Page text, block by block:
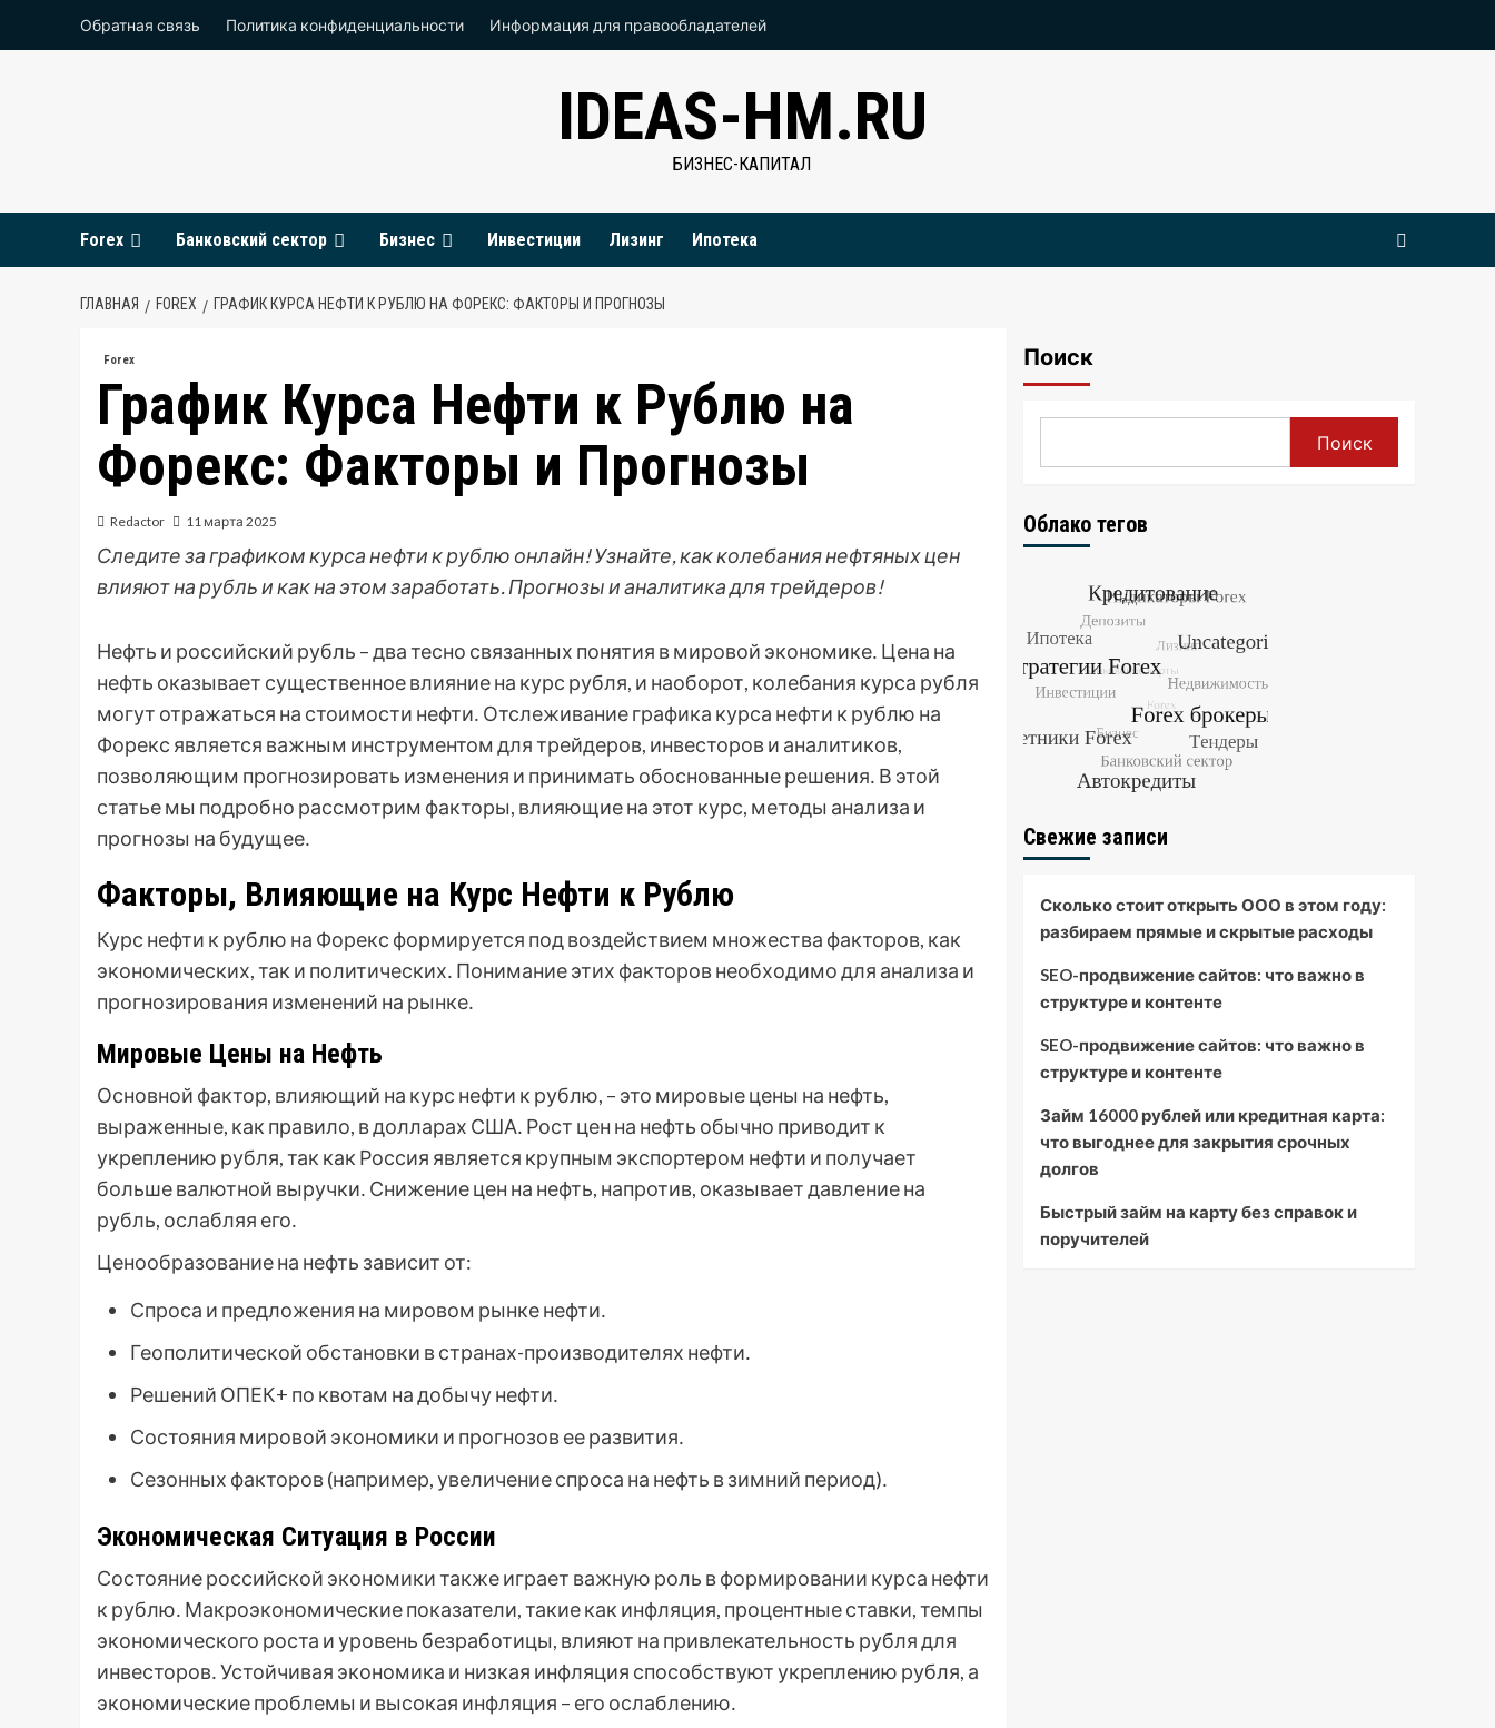
Обратная связь Политика конфиденциальности Информация для правообладателей
IDEAS-HM.RU
БИЗНЕС-КАПИТАЛ
Forex Банковский сектор Бизнес Инвестиции Лизинг Ипотека
ГЛАВНАЯ FOREX ГРАФИК КУРСА НЕФТИ К РУБЛЮ НА ФОРЕКС: ФАКТОРЫ И ПРОГНОЗЫ
Forex
График Курса Нефти к Рублю на
Форекс: Факторы и Прогнозы
Redactor 11 марта 2025
Следите за графиком курса нефти к рублю онлайн! Узнайте, как колебания нефтяных цен
влияют на рубль и как на этом заработать. Прогнозы и аналитика для трейдеров!
Нефть и российский рубль – два тесно связанных понятия в мировой экономике․ Цена на
нефть оказывает существенное влияние на курс рубля, и наоборот, колебания курса рубля
могут отражаться на стоимости нефти․ Отслеживание графика курса нефти к рублю на
Форекс является важным инструментом для трейдеров, инвесторов и аналитиков,
позволяющим прогнозировать изменения и принимать обоснованные решения․ В этой
статье мы подробно рассмотрим факторы, влияющие на этот курс, методы анализа и
прогнозы на будущее․
Факторы, Влияющие на Курс Нефти к Рублю
Курс нефти к рублю на Форекс формируется под воздействием множества факторов, как
экономических, так и политических․ Понимание этих факторов необходимо для анализа и
прогнозирования изменений на рынке․
Мировые Цены на Нефть
Основной фактор, влияющий на курс нефти к рублю, – это мировые цены на нефть,
выраженные, как правило, в долларах США․ Рост цен на нефть обычно приводит к
укреплению рубля, так как Россия является крупным экспортером нефти и получает
больше валютной выручки․ Снижение цен на нефть, напротив, оказывает давление на
рубль, ослабляя его․
Ценообразование на нефть зависит от:
Спроса и предложения на мировом рынке нефти․
Геополитической обстановки в странах-производителях нефти․
Решений ОПЕК+ по квотам на добычу нефти․
Состояния мировой экономики и прогнозов ее развития․
Сезонных факторов (например, увеличение спроса на нефть в зимний период)․
Экономическая Ситуация в России
Состояние российской экономики также играет важную роль в формировании курса нефти
к рублю․ Макроэкономические показатели, такие как инфляция, процентные ставки, темпы
экономического роста и уровень безработицы, влияют на привлекательность рубля для
инвесторов․ Устойчивая экономика и низкая инфляция способствуют укреплению рубля, а
экономические проблемы и высокая инфляция – его ослаблению․
Поиск
Поиск
Облако тегов
Свежие записи
Сколько стоит открыть ООО в этом году:
разбираем прямые и скрытые расходы
SEO-продвижение сайтов: что важно в
структуре и контенте
SEO-продвижение сайтов: что важно в
структуре и контенте
Займ 16000 рублей или кредитная карта:
что выгоднее для закрытия срочных
долгов
Быстрый займ на карту без справок и
поручителей